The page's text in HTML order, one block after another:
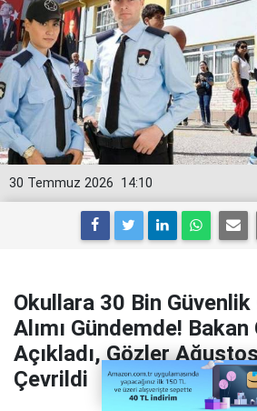
14:10
30 Temmuz 2026
Okullara 30 Bin
Alımı Gündemde!
Açıkladı, Gözler
Çevrildi